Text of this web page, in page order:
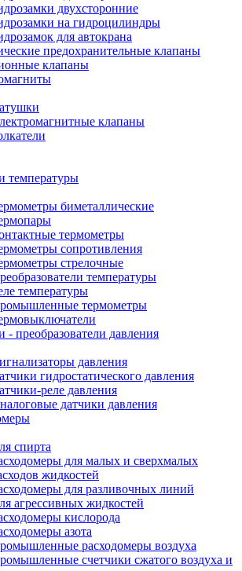
двухсторонние
на гидроцилиндры
для автокрана
предохранительные клапаны
клапаны
клапаны
температуры
биметаллические
термометры
сопротивления
стрелочные
температуры
температуры
термометры
- преобразователи давления
давления
гидростатического давления
реле давления
датчики давления
спирта
для малых и сверхмалых
жидкостей
для разливочных линий
агрессивных жидкостей
кислорода
азота
расходомеры воздуха
счетчики сжатого воздуха и